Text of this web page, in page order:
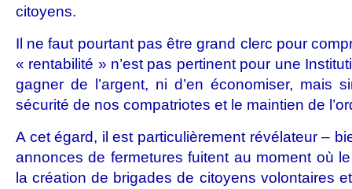
citoyens.
Il ne faut pourtant pas être grand clerc pour
« rentabilité » n’est pas pertinent pour une
gagner de l’argent, ni d’en économiser, mais
sécurité de nos compatriotes et le maintien de
A cet égard, il est particulièrement révélateur –
annonces de fermetures fuitent au moment où
la création de brigades de citoyens volontaires